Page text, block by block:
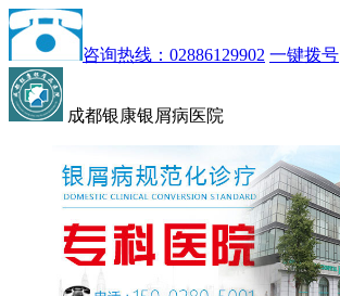
咨询热线：02886129902 一键拨号
成都银康银屑病医院